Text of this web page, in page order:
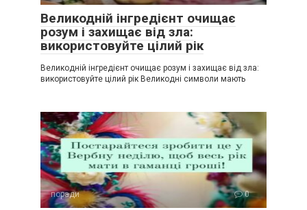
Великодній інгредієнт очищає
розум і захищає від зла:
використовуйте цілий рік
Великодній інгредієнт очищає розум і захищає від зла:
використовуйте цілий рік Великодні символи мають
поради 0